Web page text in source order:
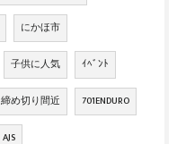
にかほ市
子供に人気 ｲﾍﾞﾝﾄ
締め切り間近 701ENDURO
AJS